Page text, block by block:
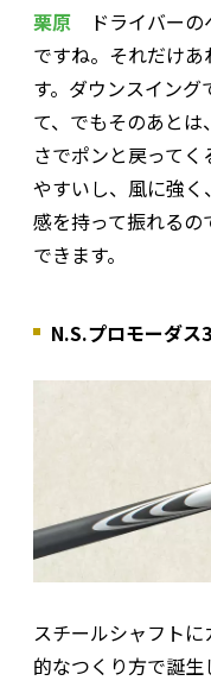
栗原 ドライバーの
ですね。それだけ
す。ダウンスイン
て、でもそのあと
さでポンと戻って
やすいし、風に強
感を持って振れる
できます。
N.S.プロモーダス
スチールシャフト
的なつくり方で誕